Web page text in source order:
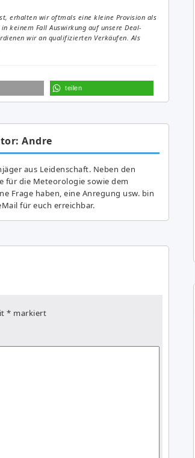
erhalten wir oftmals eine kleine Provision als
keinem Fall Auswirkung auf unsere Deal-
wir an qualifizierten Verkäufen. Als
teilen
Andre
aus Leidenschaft. Neben den
für die Meteorologie sowie dem
Frage haben, eine Anregung usw. bin
für euch erreichbar.
* markiert